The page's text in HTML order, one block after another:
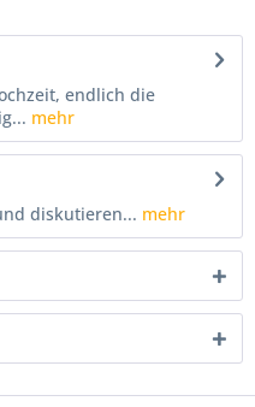
endlich die
mehr
diskutieren... mehr